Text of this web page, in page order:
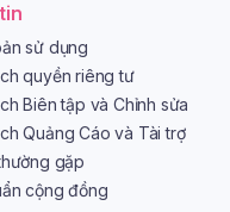
sử dụng
quyền riêng tư
Biên tập và Chỉnh sửa
Quảng Cáo và Tài trợ
gặp
cộng đồng